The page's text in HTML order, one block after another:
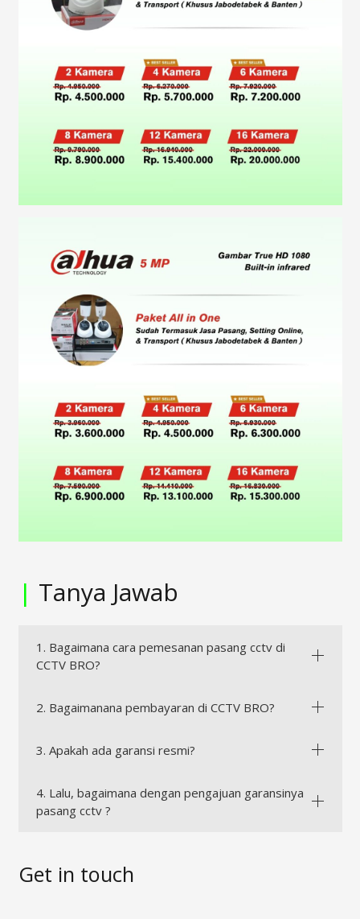
| Tanya Jawab
1. Bagaimana cara pemesanan pasang cctv di
CCTV BRO?
2. Bagaimanana pembayaran di CCTV BRO?
3. Apakah ada garansi resmi?
4. Lalu, bagaimana dengan pengajuan garansinya
pasang cctv ?
Get in touch